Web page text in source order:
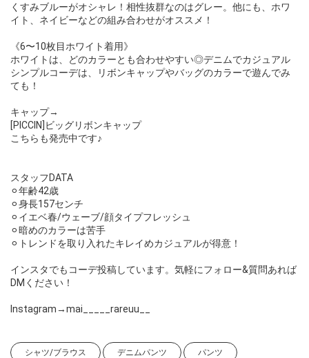
くすみブルーがオシャレ！相性抜群なのはグレー。他にも、ホワ
イト、ネイビーなどの組み合わせがオススメ！
《6〜10枚目ホワイト着用》
ホワイトは、どのカラーとも合わせやすい◎デニムでカジュアル
シンプルコーデは、リボンキャップやバッグのカラーで遊んでみ
ても！
キャップ→
[PICCIN]ビッグリボンキャップ
こちらも発売中です♪
スタッフDATA
⚪︎年齢42歳
⚪︎身長157センチ
⚪︎イエベ春/ウェーブ/顔タイプフレッシュ
⚪︎暗めのカラーは苦手
⚪︎トレンドを取り入れたキレイめカジュアルが得意！
インスタでもコーデ投稿しています。気軽にフォロー&質問あれば
DMください！
Instagram→mai_____rareuu__
シャツ/ブラウス デニムパンツ パンツ